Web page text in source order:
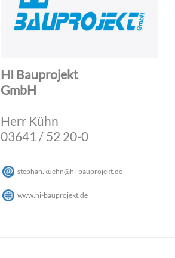
HI Bauprojekt
GmbH
Herr Kühn
03641 / 52 20-0
stephan.kuehn@hi-bauprojekt.de
www.hi-bauprojekt.de